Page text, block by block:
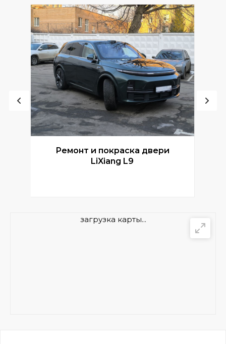
Ремонт и покраска двери
LiXiang L9
загрузка карты...